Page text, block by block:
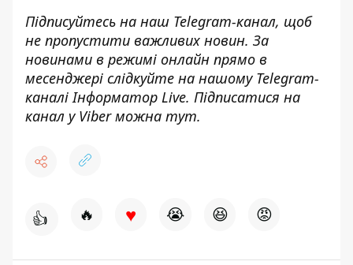
Підписуйтесь на наш Telegram-канал, щоб
не пропустити важливих новин. За
новинами в режимі онлайн прямо в
месенджері слідкуйте на нашому Telegram-
каналіІнформатор Live. Підписатися на
канал у Viber можна тут.
👍 🔥 ♥ 😭 😆 😡